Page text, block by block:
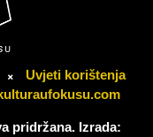
Uvjeti korištenja
pridržana. Izrada: